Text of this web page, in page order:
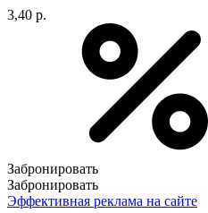
3,40 р.
Забронировать
Забронировать
Эффективная реклама на сайте